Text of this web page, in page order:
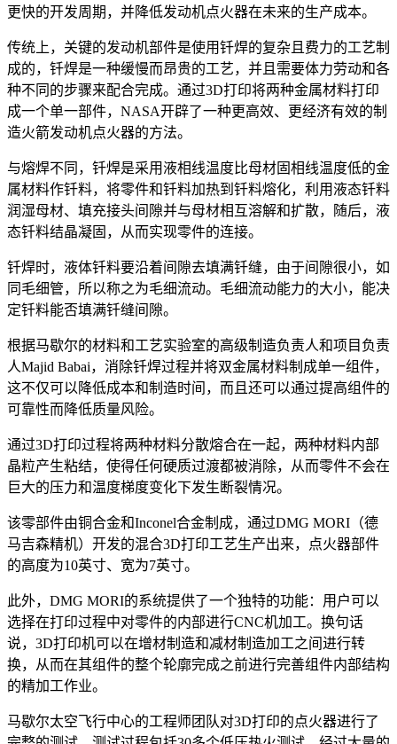
更快的开发周期，并降低发动机点火器在未来的生产成本。
传统上，关键的发动机部件是使用钎焊的复杂且费力的工艺制
成的，钎焊是一种缓慢而昂贵的工艺，并且需要体力劳动和各
种不同的步骤来配合完成。通过3D打印将两种金属材料打印
成一个单一部件，NASA开辟了一种更高效、更经济有效的制
造火箭发动机点火器的方法。
与熔焊不同，钎焊是采用液相线温度比母材固相线温度低的金
属材料作钎料，将零件和钎料加热到钎料熔化，利用液态钎料
润湿母材、填充接头间隙并与母材相互溶解和扩散，随后，液
态钎料结晶凝固，从而实现零件的连接。
钎焊时，液体钎料要沿着间隙去填满钎缝，由于间隙很小，如
同毛细管，所以称之为毛细流动。毛细流动能力的大小，能决
定钎料能否填满钎缝间隙。
根据马歇尔的材料和工艺实验室的高级制造负责人和项目负责
人Majid Babai，消除钎焊过程并将双金属材料制成单一组件，
这不仅可以降低成本和制造时间，而且还可以通过提高组件的
可靠性而降低质量风险。
通过3D打印过程将两种材料分散熔合在一起，两种材料内部
晶粒产生粘结，使得任何硬质过渡都被消除，从而零件不会在
巨大的压力和温度梯度变化下发生断裂情况。
该零部件由铜合金和Inconel合金制成，通过DMG MORI（德
马吉森精机）开发的混合3D打印工艺生产出来，点火器部件
的高度为10英寸、宽为7英寸。
此外，DMG MORI的系统提供了一个独特的功能：用户可以
选择在打印过程中对零件的内部进行CNC机加工。换句话
说，3D打印机可以在增材制造和减材制造加工之间进行转
换，从而在其组件的整个轮廓完成之前进行完善组件内部结构
的精加工作业。
马歇尔太空飞行中心的工程师团队对3D打印的点火器进行了